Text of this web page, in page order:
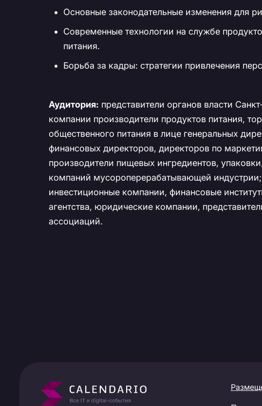
Основные законодательные изменения для
Современные технологии на службе
питания.
Борьба за кадры: стратегии привлечения
Аудитория: представители органов власти
компании производители продуктов питания,
общественного питания в лице генеральных
финансовых директоров, директоров по
производители пищевых ингредиентов,
компаний мусороперерабатывающей
инвестиционные компании, финансовые
агентства, юридические компании,
ассоциаций.